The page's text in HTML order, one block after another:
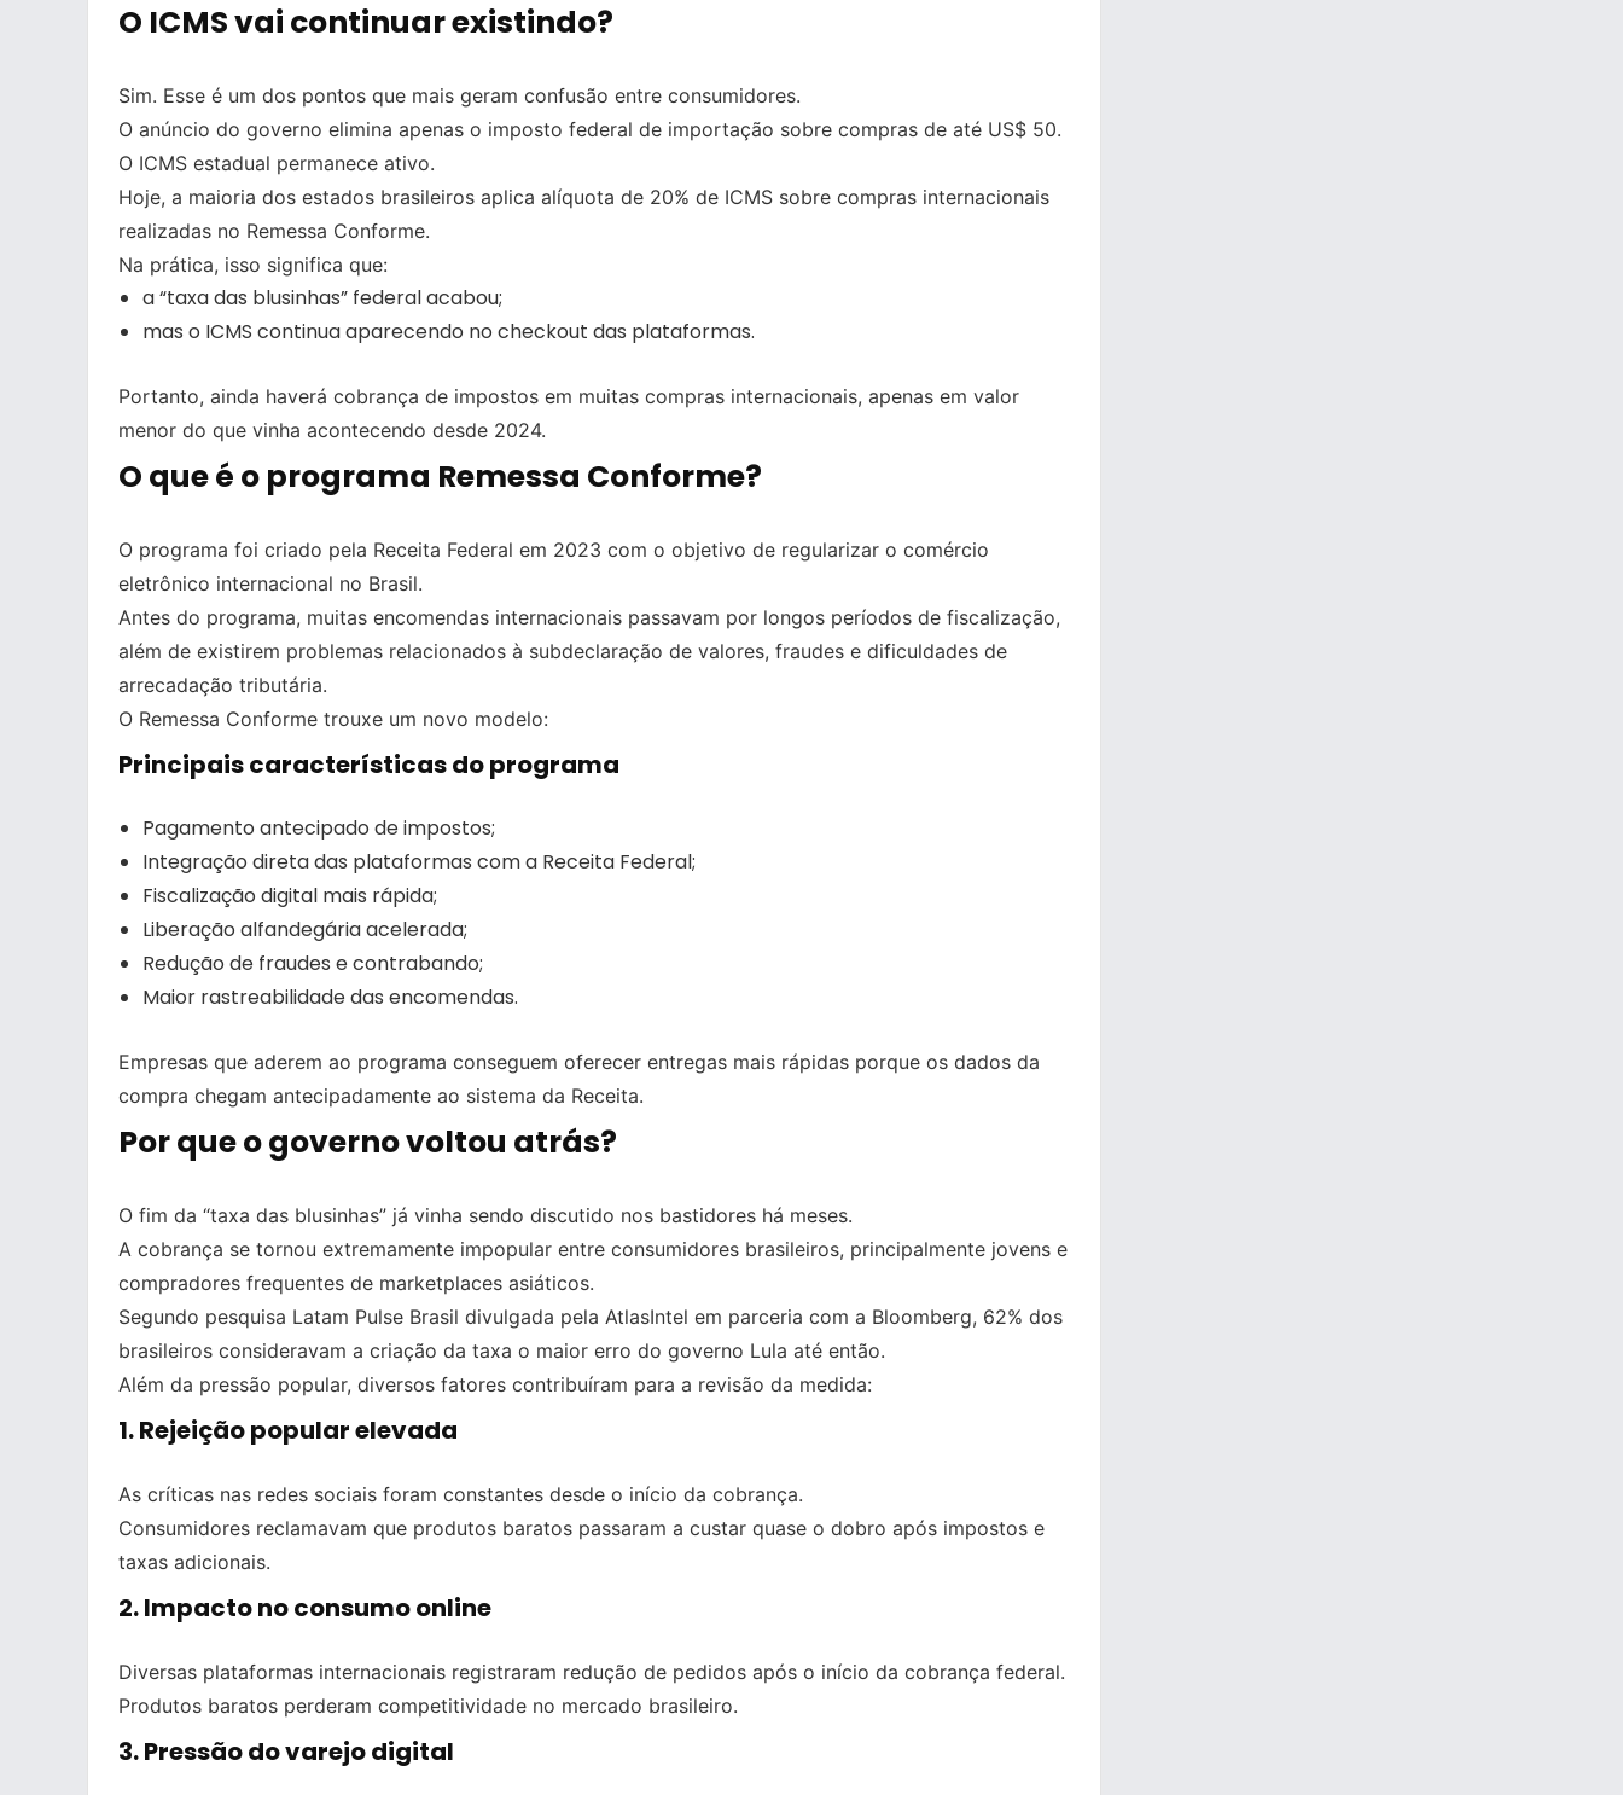
O ICMS vai continuar existindo?
Sim. Esse é um dos pontos que mais geram confusão entre consumidores.
O anúncio do governo elimina apenas o imposto federal de importação sobre compras de até US$ 50.
O ICMS estadual permanece ativo.
Hoje, a maioria dos estados brasileiros aplica alíquota de 20% de ICMS sobre compras internacionais
realizadas no Remessa Conforme.
Na prática, isso significa que:
a “taxa das blusinhas” federal acabou;
mas o ICMS continua aparecendo no checkout das plataformas.
Portanto, ainda haverá cobrança de impostos em muitas compras internacionais, apenas em valor
menor do que vinha acontecendo desde 2024.
O que é o programa Remessa Conforme?
O programa foi criado pela Receita Federal em 2023 com o objetivo de regularizar o comércio
eletrônico internacional no Brasil.
Antes do programa, muitas encomendas internacionais passavam por longos períodos de fiscalização,
além de existirem problemas relacionados à subdeclaração de valores, fraudes e dificuldades de
arrecadação tributária.
O Remessa Conforme trouxe um novo modelo:
Principais características do programa
Pagamento antecipado de impostos;
Integração direta das plataformas com a Receita Federal;
Fiscalização digital mais rápida;
Liberação alfandegária acelerada;
Redução de fraudes e contrabando;
Maior rastreabilidade das encomendas.
Empresas que aderem ao programa conseguem oferecer entregas mais rápidas porque os dados da
compra chegam antecipadamente ao sistema da Receita.
Por que o governo voltou atrás?
O fim da “taxa das blusinhas” já vinha sendo discutido nos bastidores há meses.
A cobrança se tornou extremamente impopular entre consumidores brasileiros, principalmente jovens e
compradores frequentes de marketplaces asiáticos.
Segundo pesquisa Latam Pulse Brasil divulgada pela AtlasIntel em parceria com a Bloomberg, 62% dos
brasileiros consideravam a criação da taxa o maior erro do governo Lula até então.
Além da pressão popular, diversos fatores contribuíram para a revisão da medida:
1. Rejeição popular elevada
As críticas nas redes sociais foram constantes desde o início da cobrança.
Consumidores reclamavam que produtos baratos passaram a custar quase o dobro após impostos e
taxas adicionais.
2. Impacto no consumo online
Diversas plataformas internacionais registraram redução de pedidos após o início da cobrança federal.
Produtos baratos perderam competitividade no mercado brasileiro.
3. Pressão do varejo digital